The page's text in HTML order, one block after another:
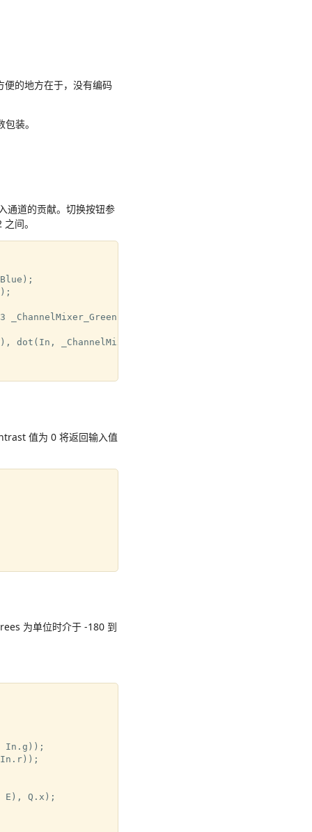
的地方在于，没有编码
装。
通道的贡献。切换按钮参
间。
float3 _ChannelMixer_Blue, out
dot(In, _ChannelMixer_Blue));
值为 0 将返回输入值
为单位时介于 -180 到
In.g));
E), Q.x);